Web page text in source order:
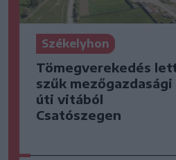
Székelyhon
Tömegverekedés
szűk mezőgazdasági
úti vitából
Csatószegen